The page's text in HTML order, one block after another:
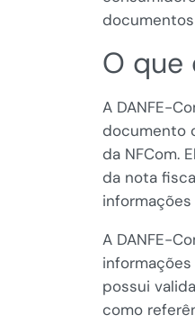
O que
A DANFE-
documento
da NFCom.
da nota
A DANFE-
possui
como